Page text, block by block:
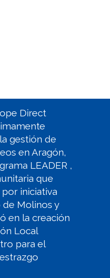
Direct
gestión de
en Aragón,
LEADER ,
que
iniciativa
Molinos y
en la creación
Local
para el